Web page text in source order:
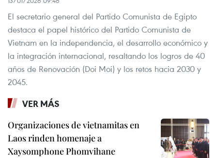
El secretario general del Partido Comunista de Egipto
destaca el papel histórico del Partido Comunista de
Vietnam en la independencia, el desarrollo económico y
la integración internacional, resaltando los logros de 40
años de Renovación (Doi Moi) y los retos hacia 2030 y
2045.
VER MÁS
Organizaciones de vietnamitas en
Laos rinden homenaje a
Xaysomphone Phomvihane